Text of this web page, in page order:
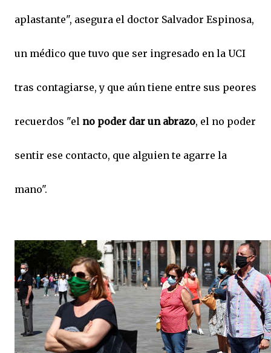
aplastante", asegura el doctor Salvador Espinosa,
un médico que tuvo que ser ingresado en la UCI
tras contagiarse, y que aún tiene entre sus peores
recuerdos "el no poder dar un abrazo, el no poder
sentir ese contacto, que alguien te agarre la
mano".